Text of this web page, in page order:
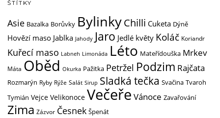
ŠTÍTKY
Asie Bazalka Borůvky BylinkyChilli Cuketa Dýně
Hovězí maso Jablka Jahody Jaro Jedlé květy Koláč Koriandr
Kuřecí maso Labneh Limonáda Léto Mateřídouška Mrkev
Máta Oběd Okurka Pažitka Petržel Podzim Rajčata
Rozmarýn Ryby Rýže Salát Sirup Sladká tečka Svačina Tvaroh
Tymián Vejce Velikonoce Večeře Vánoce Zavařování
Zima Zázvor Česnek Špenát